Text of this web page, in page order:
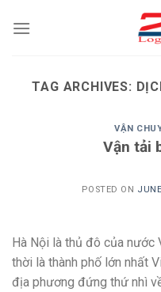
TAG ARCHIVES:
VẬN
Vận tải
POSTED ON
Hà Nội là thủ đô của nước
thời là thành phố lớn nhất
địa phương đứng thứ nhì